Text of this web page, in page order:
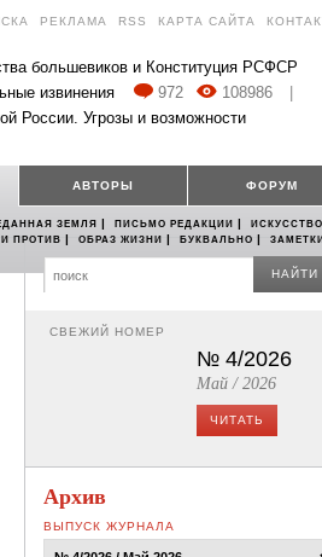
РЕКЛАМА RSS КАРТА САЙТА
большевиков и Конституция РСФСР
извинения 972 108986
России. Угрозы и возможности
АВТОРЫ ФОРУМ
ЗЕМЛЯ | ПИСЬМО РЕДАКЦИИ |
ИСКУССТВО
И ПРОТИВ | ОБРАЗ ЖИЗНИ | БУКВАЛЬНО |
НАЙТИ
СВЕЖИЙ НОМЕР
№ 4/2026
Май / 2026
ЧИТАТЬ
Архив
ВЫПУСК ЖУРНАЛА